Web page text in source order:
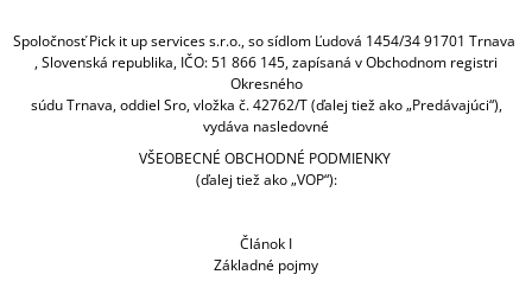
Spoločnosť Pick it up services s.r.o., so sídlom Ľudová 1454/34 91701 Trnava
, Slovenská republika, IČO: 51 866 145, zapísaná v Obchodnom registri
Okresného
súdu Trnava, oddiel Sro, vložka č. 42762/T (ďalej tiež ako „Predávajúci“),
vydáva nasledovné
VŠEOBECNÉ OBCHODNÉ PODMIENKY
(ďalej tiež ako „VOP“):
Článok I
Základné pojmy
E
E